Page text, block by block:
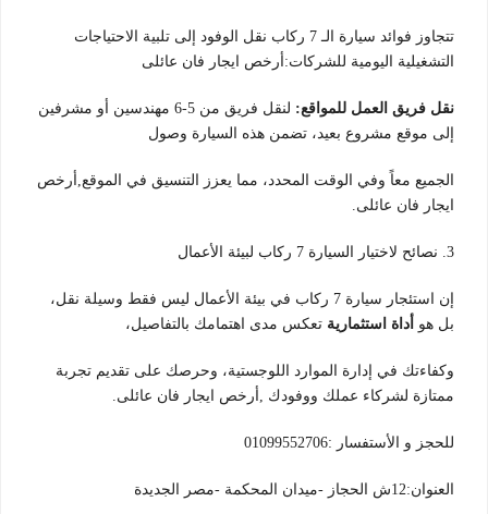
تتجاوز فوائد سيارة الـ 7 ركاب نقل الوفود إلى تلبية الاحتياجات
التشغيلية اليومية للشركات:أرخص ايجار فان عائلى
نقل فريق العمل للمواقع:
لنقل فريق من 5-6 مهندسين أو مشرفين
إلى موقع مشروع بعيد، تضمن هذه السيارة وصول
الجميع معاً وفي الوقت المحدد، مما يعزز التنسيق في الموقع,أرخص
ايجار فان عائلى.
3. نصائح لاختيار السيارة 7 ركاب لبيئة الأعمال
إن استئجار سيارة 7 ركاب في بيئة الأعمال ليس فقط وسيلة نقل،
بل هو أداة استثمارية تعكس مدى اهتمامك بالتفاصيل،
وكفاءتك في إدارة الموارد اللوجستية، وحرصك على تقديم تجربة
ممتازة لشركاء عملك ووفودك ,أرخص ايجار فان عائلى.
للحجز و الأستفسار :01099552706
العنوان:12ش الحجاز -ميدان المحكمة -مصر الجديدة